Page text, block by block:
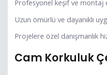
Profesyonel keşif ve montaj
Uzun ömürlü ve dayanıklı
Projelere özel danışmanlık
Cam Korkuluk